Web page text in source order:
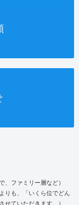
、ファミリー層など）
りも、「いくら位でどん